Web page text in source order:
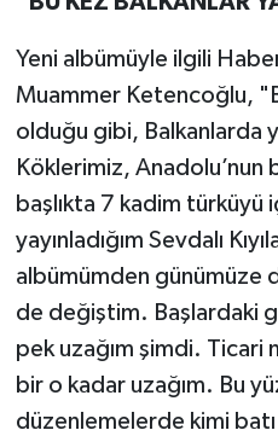
Yeni albümüyle ilgili
Muammer Ketencoğlu,
olduğu gibi, Balkanlarda
Köklerimiz,
başlıkta 7 kadim türküyü
yayınladığım Sevdalı
albümümden günümüze
de değiştim. Başlardaki
pek uzağım şimdi. Ticari
bir o kadar uzağım. Bu
düzenlemelerde kimi